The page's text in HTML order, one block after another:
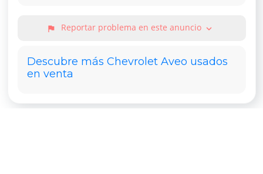
flag Reportar problema en este anuncio expand_more
Descubre más Chevrolet Aveo usados
en venta